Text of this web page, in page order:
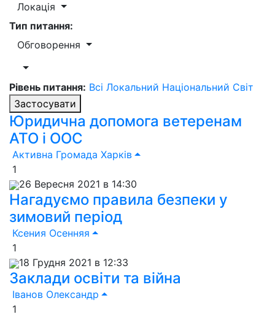
Локація
Тип питання:
Обговорення
Рівень питання: Всі Локальний Національний Світ
Застосувати
Юридична допомога ветеренам
АТО і ООС
Активна Громада Харків
1
26 Вересня 2021 в 14:30
Нагадуємо правила безпеки у
зимовий період
Ксения Осенняя
1
18 Грудня 2021 в 12:33
Заклади освіти та війна
Іванов Олександр
1